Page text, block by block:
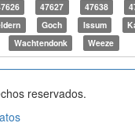
47627 47638
Goch Issum
Wachtendonk Weeze
reservados.